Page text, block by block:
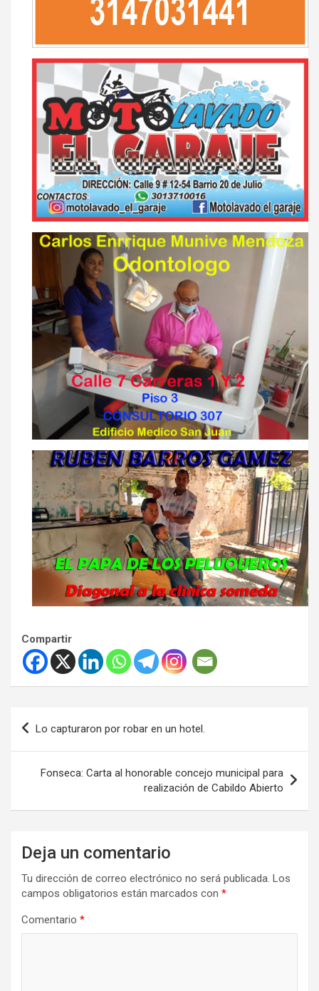
Compartir
Navegación
entradas
Lo capturaron por robar en un hotel.
Fonseca: Carta al honorable concejo municipal para
realización de Cabildo Abierto
Deja un comentario
Tu dirección de correo electrónico no será publicada. Los
campos obligatorios están marcados con *
Comentario *